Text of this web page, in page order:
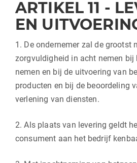
ARTIKEL 11 -
EN
1. De ondernemer zal de grootst
zorgvuldigheid in acht nemen
nemen en bij de uitvoering van
producten en bij de beoordeling
verlening van diensten.
2. Als plaats van levering geldt
consument aan het bedrijf